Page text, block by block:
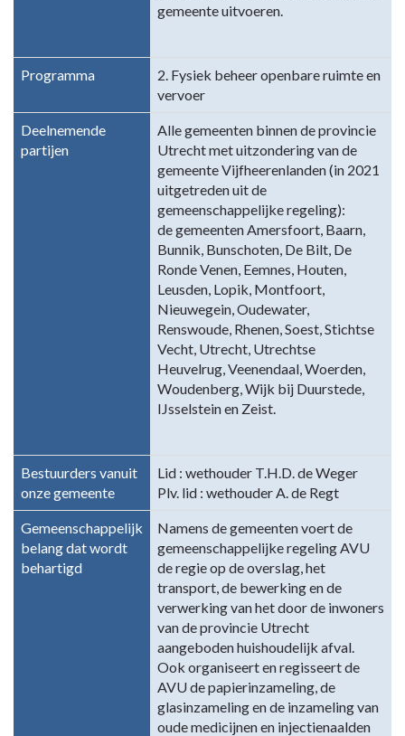
gemeente uitvoeren.
Programma
2. Fysiek beheer openbare ruimte en
vervoer
Deelnemende
partijen
Alle gemeenten binnen de provincie
Utrecht met uitzondering van de
gemeente Vijfheerenlanden (in 2021
uitgetreden uit de
gemeenschappelijke regeling):
de gemeenten Amersfoort, Baarn,
Bunnik, Bunschoten, De Bilt, De
Ronde Venen, Eemnes, Houten,
Leusden, Lopik, Montfoort,
Nieuwegein, Oudewater,
Renswoude, Rhenen, Soest, Stichtse
Vecht, Utrecht, Utrechtse
Heuvelrug, Veenendaal, Woerden,
Woudenberg, Wijk bij Duurstede,
IJsselstein en Zeist.
Bestuurders vanuit
onze gemeente
Lid : wethouder T.H.D. de Weger
Plv. lid : wethouder A. de Regt
Gemeenschappelijk
belang dat wordt
behartigd
Namens de gemeenten voert de
gemeenschappelijke regeling AVU
de regie op de overslag, het
transport, de bewerking en de
verwerking van het door de inwoners
van de provincie Utrecht
aangeboden huishoudelijk afval.
Ook organiseert en regisseert de
AVU de papierinzameling, de
glasinzameling en de inzameling van
oude medicijnen en injectienaalden